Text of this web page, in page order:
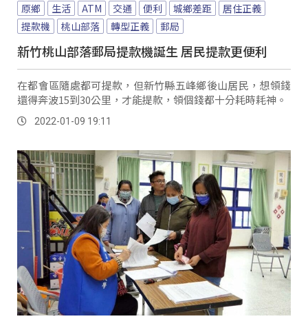
原鄉 生活 ATM 交通 便利 城鄉差距
居住正義
提款機
桃山部落 轉型正義 郵局
新竹桃山部落郵局提款機誕生 居民提款更便利
在都會區隨處都可提款，但新竹縣五峰鄉後山居民，想領錢
還得奔波15到30公里，才能提款，領個錢都十分耗時耗神。
2022-01-09 19:11